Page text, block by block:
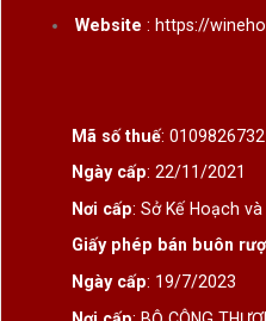
Website : https://
Mã số thuế: 0109826732
Ngày cấp: 22/11/2021
Nơi cấp: Sở Kế Hoạch
Giấy phép bán buôn
Ngày cấp: 19/7/2023